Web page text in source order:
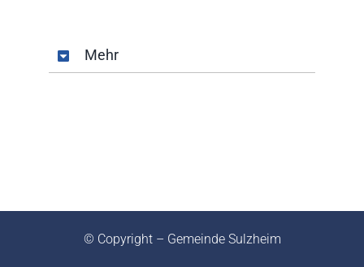
Mehr
© Copyright – Gemeinde Sulzheim